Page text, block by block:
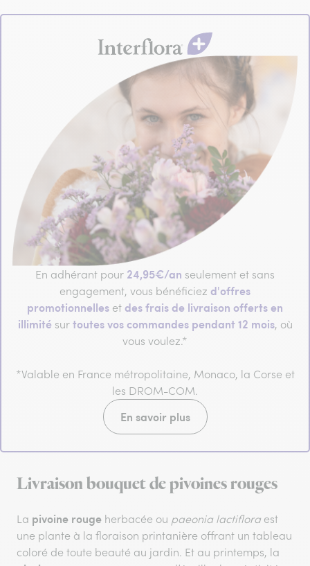
En adhérant pour 24,95€/an seulement et sans
engagement, vous bénéficiez d'offres
promotionnelles et des frais de livraison offerts en
illimité surtoutes vos commandes pendant 12 mois, où
vous voulez.*
*Valable en France métropolitaine, Monaco, la Corse et
les DROM-COM.
En savoir plus
Livraison bouquet de pivoines rouges
La pivoine rouge herbacée ou paeonia lactiflora est
une plante à la floraison printanière offrant un tableau
coloré de toute beauté au jardin. Et au printemps, la